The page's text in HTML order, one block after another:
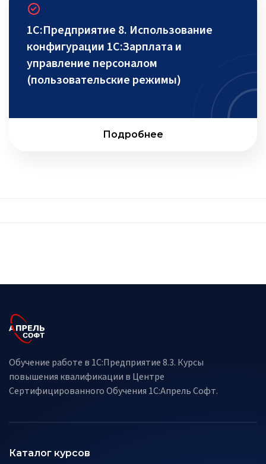
1С:Предприятие 8. Использование
конфигурации 1С:Зарплата и
управление персоналом
(пользовательские режимы)
Подробнее
Обучение работе в 1С:Предприятие 8.3. Курсы
повышения квалификации в Центре
Сертифицированного Обучения 1С:Апрель Софт.
Каталог курсов